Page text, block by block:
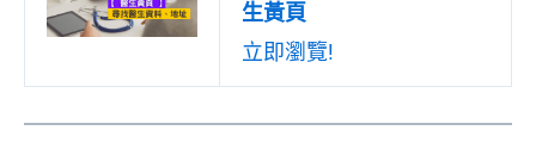
生黃頁
立即瀏覽!